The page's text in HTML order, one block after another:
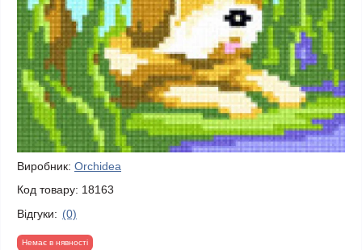
Виробник: Orchidea
Код товару: 18163
Відгуки: (0)
Немає в нявності